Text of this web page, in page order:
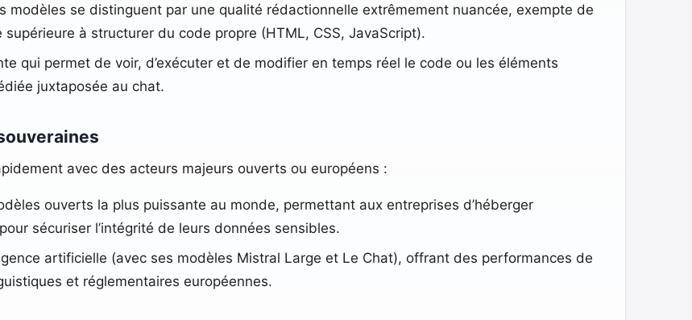
modèles se distinguent par une qualité rédactionnelle extrêmement nuancée, exempte de
à structurer du code propre (HTML, CSS, JavaScript).
qui permet de voir, d’exécuter et de modifier en temps réel le code ou les éléments
juxtaposée au chat.
avec des acteurs majeurs ouverts ou européens :
ouverts la plus puissante au monde, permettant aux entreprises d’héberger
sécuriser l’intégrité de leurs données sensibles.
artificielle (avec ses modèles Mistral Large et Le Chat), offrant des performances de
et réglementaires européennes.